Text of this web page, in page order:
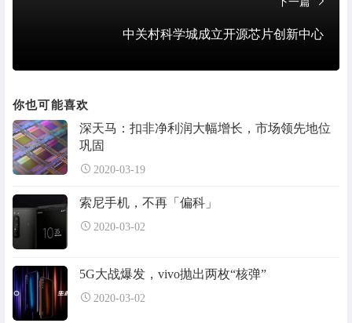
中关村科学城成立开源芯片创新中心
你也可能喜欢
深天马：扣非净利润大幅增长，市场领先地位
巩固
2020-03-19
索尼手机，不再「偏科」
2020-03-02
5G大战爆发，vivo抛出两枚“核弹”
2020-03-02